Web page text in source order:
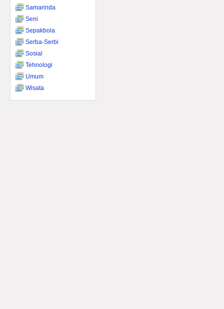
Samarinda
Seni
Sepakbola
Serba-Serbi
Sosial
Tehnologi
Umum
Wisata